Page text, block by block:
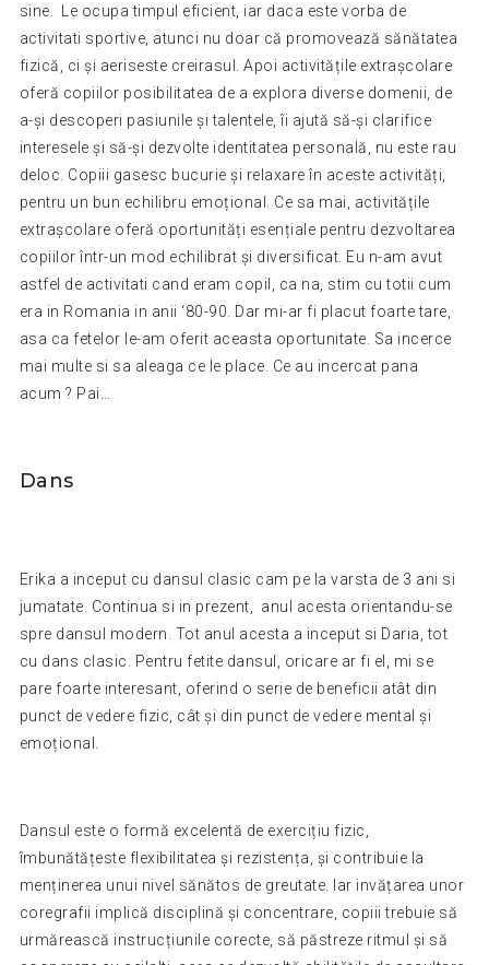
sine. Le ocupa timpul eficient, iar daca este vorba de
activitati sportive, atunci nu doar că promovează sănătatea
fizică, ci și aeriseste creirasul. Apoi activitățile extrașcolare
oferă copiilor posibilitatea de a explora diverse domenii, de
a-și descoperi pasiunile și talentele, îi ajută să-și clarifice
interesele și să-și dezvolte identitatea personală, nu este rau
deloc. Copiii gasesc bucurie și relaxare în aceste activități,
pentru un bun echilibru emoțional. Ce sa mai, activitățile
extrașcolare oferă oportunități esențiale pentru dezvoltarea
copiilor într-un mod echilibrat și diversificat. Eu n-am avut
astfel de activitati cand eram copil, ca na, stim cu totii cum
era in Romania in anii ‘80-90. Dar mi-ar fi placut foarte tare,
asa ca fetelor le-am oferit aceasta oportunitate. Sa incerce
mai multe si sa aleaga ce le place. Ce au incercat pana
acum ? Pai…
Dans
Erika a inceput cu dansul clasic cam pe la varsta de 3 ani si
jumatate. Continua si in prezent, anul acesta orientandu-se
spre dansul modern. Tot anul acesta a inceput si Daria, tot
cu dans clasic. Pentru fetite dansul, oricare ar fi el, mi se
pare foarte interesant, oferind o serie de beneficii atât din
punct de vedere fizic, cât și din punct de vedere mental și
emoțional.
Dansul este o formă excelentă de exercițiu fizic,
îmbunătățeste flexibilitatea și rezistența, și contribuie la
menținerea unui nivel sănătos de greutate. Iar invățarea unor
coregrafii implică disciplină și concentrare, copiii trebuie să
urmărească instrucțiunile corecte, să păstreze ritmul și să